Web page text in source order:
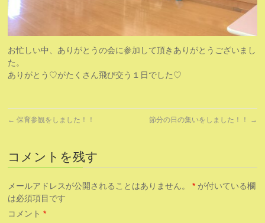
お忙しい中、ありがとうの会に参加して頂きありがとうございまし
た。
ありがとう♡がたくさん飛び交う１日でした♡
← 保育参観をしました！！ 節分の日の集いをしました！！ →
コメントを残す
メールアドレスが公開されることはありません。 * が付いている欄
は必須項目です
コメント*